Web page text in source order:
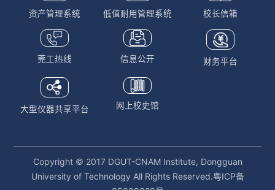
资产管理系统 低值耐用管理系统 校长信箱
莞工热线 信息公开 财务平台
大型仪器共享平台 网上校史馆
Copyright © 2017 DGUT-CNAM Institute, Dongguan
University of Technology All Rights Reserved.粤ICP备